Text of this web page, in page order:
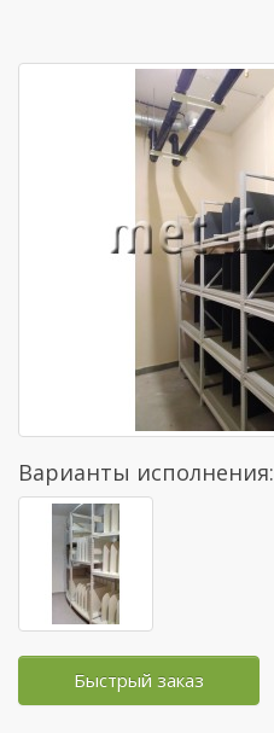
Варианты исполнения:
Быстрый заказ